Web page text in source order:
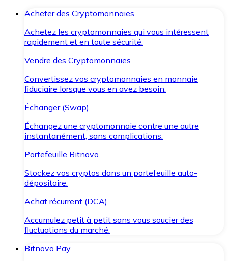
Acheter des Cryptomonnaies
Achetez les cryptomonnaies qui vous intéressent
rapidement et en toute sécurité.
Vendre des Cryptomonnaies
Convertissez vos cryptomonnaies en monnaie
fiduciaire lorsque vous en avez besoin.
Échanger (Swap)
Échangez une cryptomonnaie contre une autre
instantanément, sans complications.
Portefeuille Bitnovo
Stockez vos cryptos dans un portefeuille auto-
dépositaire.
Achat récurrent (DCA)
Accumulez petit à petit sans vous soucier des
fluctuations du marché.
Bitnovo Pay